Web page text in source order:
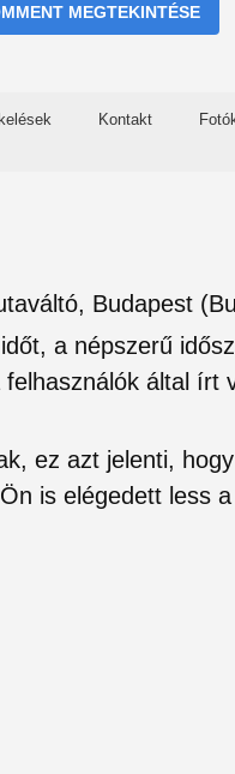
MEGTEKINTÉSE
Kontakt
Budapest
a népszerű
által írt
ez azt jelenti,
is elégedett less